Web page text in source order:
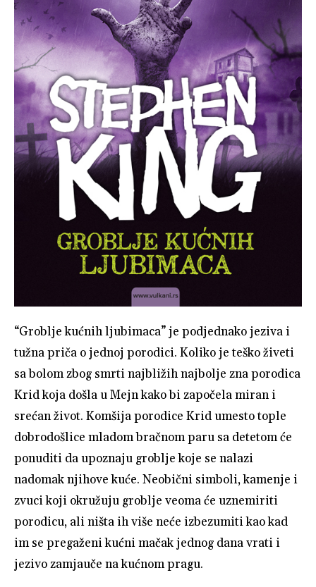
“Groblje kućnih ljubimaca” je podjednako jeziva i
tužna priča o jednoj porodici. Koliko je teško živeti
sa bolom zbog smrti najbližih najbolje zna porodica
Krid koja došla u Mejn kako bi započela miran i
srećan život. Komšija porodice Krid umesto tople
dobrodošlice mladom bračnom paru sa detetom će
ponuditi da upoznaju groblje koje se nalazi
nadomak njihove kuće. Neobični simboli, kamenje i
zvuci koji okružuju groblje veoma će uznemiriti
porodicu, ali ništa ih više neće izbezumiti kao kad
im se pregaženi kućni mačak jednog dana vrati i
jezivo zamjauče na kućnom pragu.